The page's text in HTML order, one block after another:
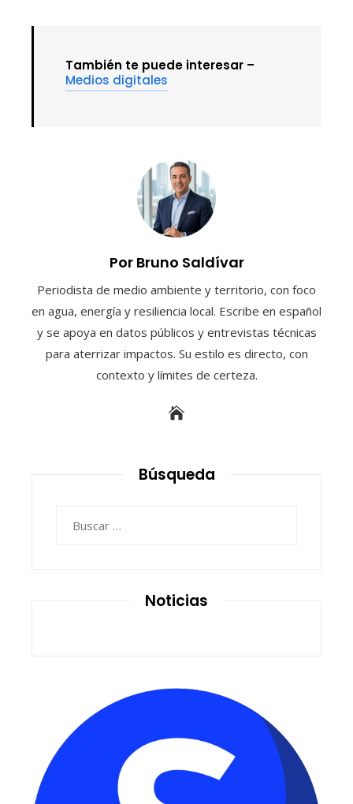
También te puede interesar –
Medios digitales
Por Bruno Saldívar
Periodista de medio ambiente y territorio, con foco
en agua, energía y resiliencia local. Escribe en español
y se apoya en datos públicos y entrevistas técnicas
para aterrizar impactos. Su estilo es directo, con
contexto y límites de certeza.
Búsqueda
Noticias